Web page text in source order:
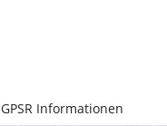
GPSR Informationen